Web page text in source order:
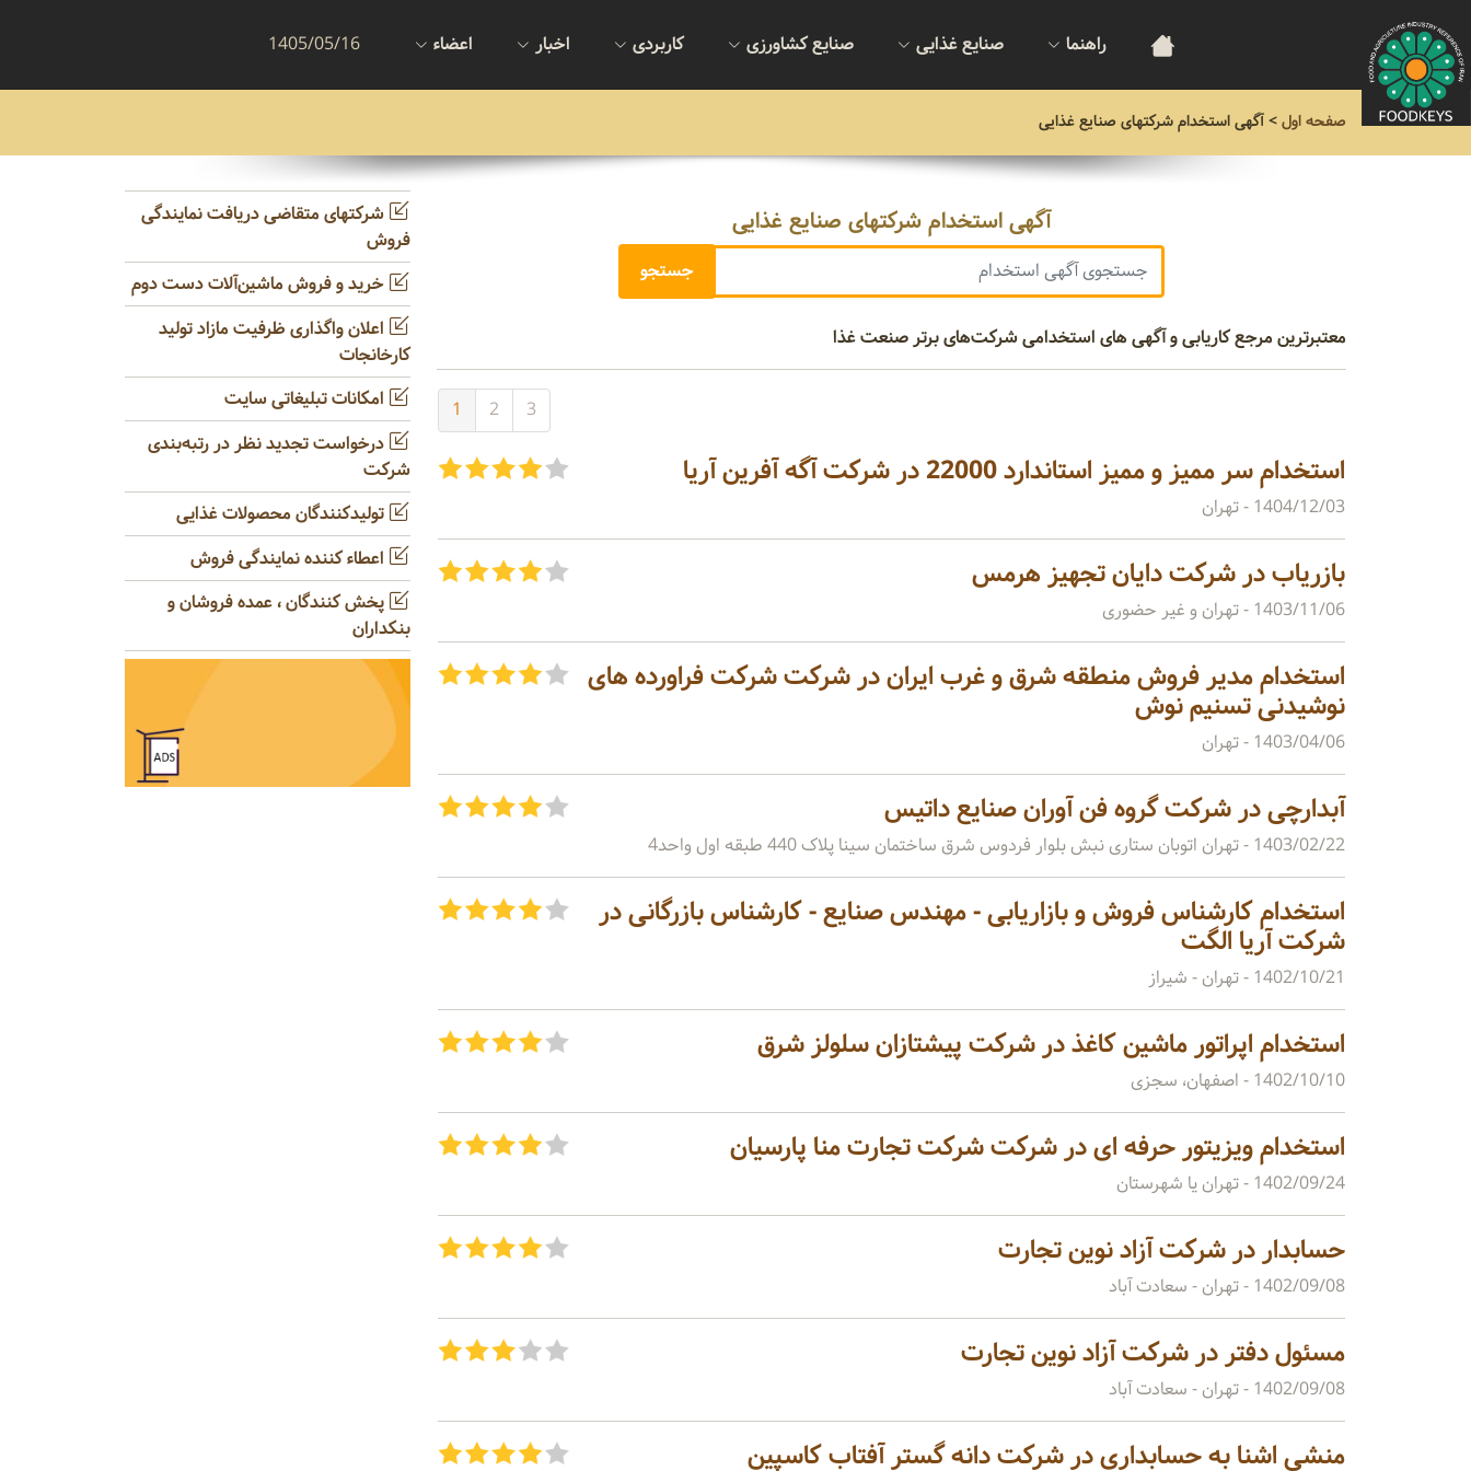
راهنما صنایع غذایی صنایع کشاورزی کاربردی اخبار اعضاء 1405/05/16
صفحه اول>آگهی استخدام شرکتهای صنایع غذایی
آگهی استخدام شرکتهای صنایع غذایی
معتبرترین مرجع کاریابی و آگهی های استخدامی شرکت‌های برتر صنعت غذا
1 2 3
استخدام سر ممیز و ممیز استاندارد 22000 در شرکت آگه آفرین آریا
1404/12/03 - تهران
بازریاب در شرکت دایان تجهیز هرمس
1403/11/06 - تهران و غیر حضوری
استخدام مدیر فروش منطقه شرق و غرب ایران در شرکت شرکت فراورده های
نوشیدنی تسنیم نوش
1403/04/06 - تهران
آبدارچی در شرکت گروه فن آوران صنایع داتیس
1403/02/22 - تهران اتوبان ستاری نبش بلوار فردوس شرق ساختمان سینا پلاک 440 طبقه اول واحد4
استخدام کارشناس فروش و بازاریابی - مهندس صنایع - کارشناس بازرگانی در
شرکت آریا الگت
1402/10/21 - تهران - شیراز
استخدام اپراتور ماشین کاغذ در شرکت پیشتازان سلولز شرق
1402/10/10 - اصفهان، سجزی
استخدام ویزیتور حرفه ای در شرکت شرکت تجارت منا پارسیان
1402/09/24 - تهران یا شهرستان
حسابدار در شرکت آزاد نوین تجارت
1402/09/08 - تهران - سعادت آباد
مسئول دفتر در شرکت آزاد نوین تجارت
1402/09/08 - تهران - سعادت آباد
منشی اشنا به حسابداری در شرکت دانه گستر آفتاب کاسپین
شرکتهای متقاضی دریافت نمایندگی
فروش
خرید و فروش ماشین‌آلات دست دوم
اعلان واگذاری ظرفیت مازاد تولید
کارخانجات
امکانات تبلیغاتی سایت
درخواست تجدید نظر در رتبه‌بندی
شرکت
تولیدکنندگان محصولات غذایی
اعطاء کننده نمایندگی فروش
پخش کنندگان ، عمده فروشان و
بنکداران